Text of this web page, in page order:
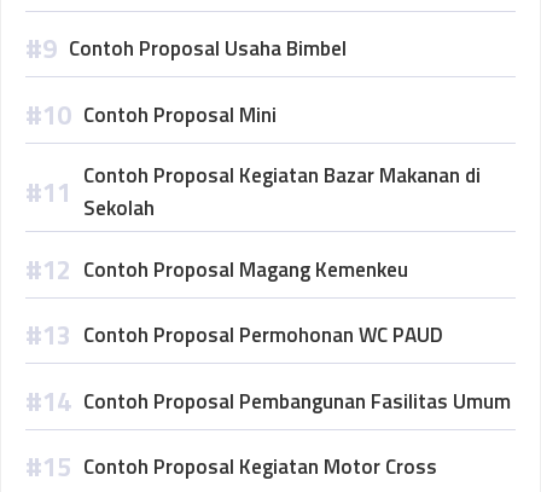
Contoh Proposal Usaha Bimbel
Contoh Proposal Mini
Contoh Proposal Kegiatan Bazar Makanan di
Sekolah
Contoh Proposal Magang Kemenkeu
Contoh Proposal Permohonan WC PAUD
Contoh Proposal Pembangunan Fasilitas Umum
Contoh Proposal Kegiatan Motor Cross